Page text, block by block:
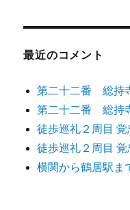
最近のコメント
第二十二番 総持
第二十二番 総持
徒歩巡礼２周目 覚
徒歩巡礼２周目 覚
横関から鶴居駅ま